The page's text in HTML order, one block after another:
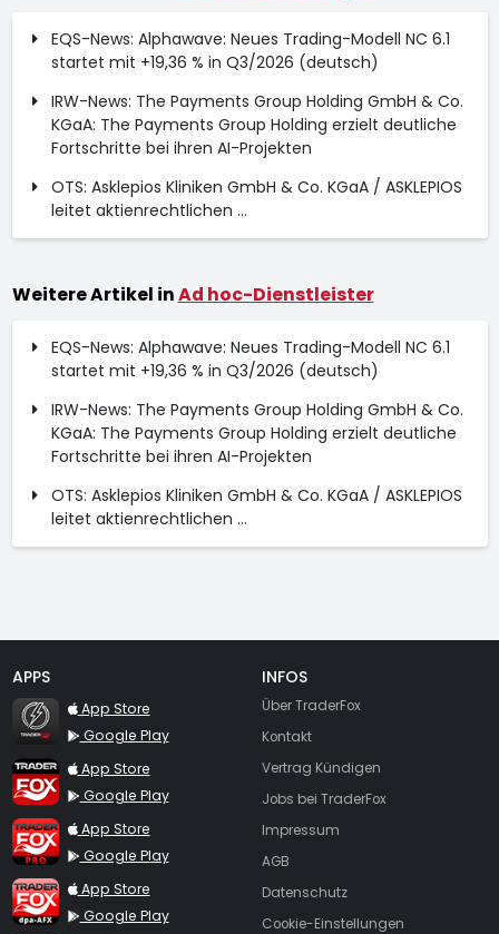
EQS-News: Alphawave: Neues Trading-Modell NC 6.1
startet mit +19,36 % in Q3/2026 (deutsch)
IRW-News: The Payments Group Holding GmbH & Co.
KGaA: The Payments Group Holding erzielt deutliche
Fortschritte bei ihren AI-Projekten
OTS: Asklepios Kliniken GmbH & Co. KGaA / ASKLEPIOS
leitet aktienrechtlichen ...
Weitere Artikel inAd hoc-Dienstleister
EQS-News: Alphawave: Neues Trading-Modell NC 6.1
startet mit +19,36 % in Q3/2026 (deutsch)
IRW-News: The Payments Group Holding GmbH & Co.
KGaA: The Payments Group Holding erzielt deutliche
Fortschritte bei ihren AI-Projekten
OTS: Asklepios Kliniken GmbH & Co. KGaA / ASKLEPIOS
leitet aktienrechtlichen ...
APPS
TraderFox Flash
App Store
Google Play
TraderFox App
App Store
Google Play
TraderFox Pro
App Store
Google Play
TraderFox dpa-AFX ProFeed
App Store
Google Play
INFOS
Über TraderFox
Kontakt
Vertrag Kündigen
Jobs bei TraderFox
Impressum
AGB
Datenschutz
Cookie-Einstellungen